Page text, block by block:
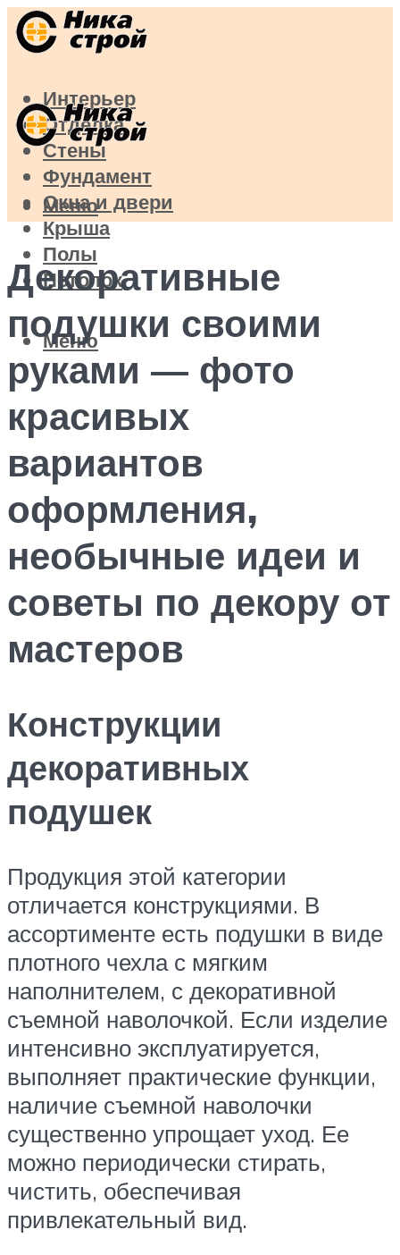
Интерьер
Отделка
Стены
Фундамент
Окна и двери
Крыша
Полы
Потолок
Меню
Меню
Декоративные
подушки своими
руками — фото
красивых
вариантов
оформления,
необычные идеи и
советы по декору от
мастеров
Конструкции
декоративных
подушек
Продукция этой категории
отличается конструкциями. В
ассортименте есть подушки в виде
плотного чехла с мягким
наполнителем, с декоративной
съемной наволочкой. Если изделие
интенсивно эксплуатируется,
выполняет практические функции,
наличие съемной наволочки
существенно упрощает уход. Ее
можно периодически стирать,
чистить, обеспечивая
привлекательный вид.